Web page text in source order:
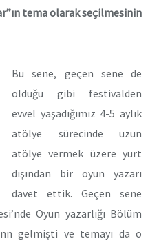
tema olarak seçilmesinin
Bu sene, geçen sene de
olduğu gibi festivalden
evvel yaşadığımız 4-5 aylık
atölye sürecinde uzun
atölye vermek üzere yurt
dışından bir oyun yazarı
davet ettik. Geçen sene
Oyun yazarlığı Bölüm
gelmişti ve temayı da o